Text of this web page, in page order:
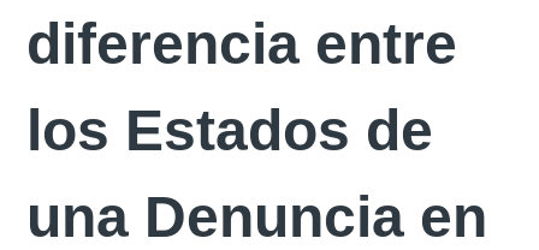
diferencia entre
los Estados de
una Denuncia en